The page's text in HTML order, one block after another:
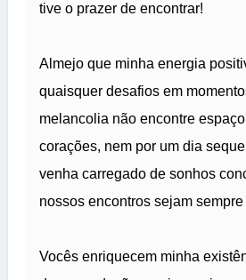
tive o prazer de encontrar!
Almejo que minha energia
quaisquer desafios em
melancolia não encontre
corações, nem por um dia
venha carregado de sonhos
nossos encontros sejam
Vocês enriquecem minha